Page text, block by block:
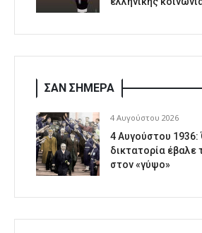
ΣΑΝ ΣΗΜΕΡΑ
4 Αυγούστου 2026
4 Αυγούστου 1936:
δικτατορία έβαλε
στον «γύψο»